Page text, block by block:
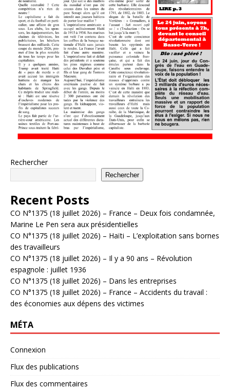
Rechercher
Rechercher
Recent Posts
CO N°1375 (18 juillet 2026) – France – Deux fois condamnée,
Marine Le Pen sera aux présidentielles
CO N°1375 (18 juillet 2026) – Haïti – L’exploitation sans bornes
des travailleurs
CO N°1375 (18 juillet 2026) – Il y a 90 ans – Révolution
espagnole : juillet 1936
CO N°1375 (18 juillet 2026) – Dans les entreprises
CO N°1375 (18 juillet 2026) – France – Accidents du travail :
des économies aux dépens des victimes
MÉTA
Connexion
Flux des publications
Flux des commentaires